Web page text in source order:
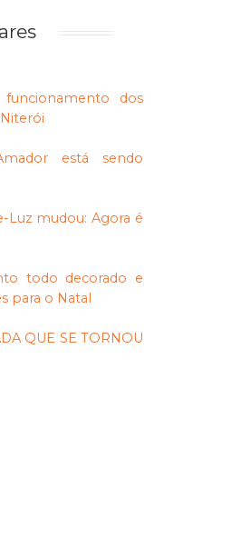
dos
está sendo
Luz mudou: Agora é
todo decorado e
para o Natal
QUE SE TORNOU